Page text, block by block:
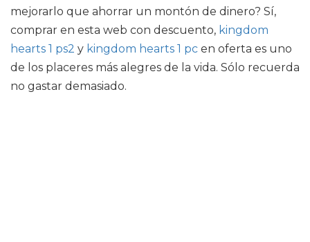
mejorarlo que ahorrar un montón de dinero? Sí,
comprar en esta web con descuento, kingdom
hearts 1 ps2 y kingdom hearts 1 pc en oferta es uno
de los placeres más alegres de la vida. Sólo recuerda
no gastar demasiado.